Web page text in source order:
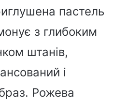
пастель
з глибоким
штанів,
і
Рожева